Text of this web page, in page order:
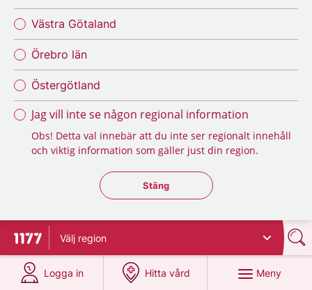
Västra Götaland
Örebro län
Östergötland
Jag vill inte se någon regional information
Obs! Detta val innebär att du inte ser regionalt innehåll
och viktig information som gäller just din region.
Stäng regionsväljaren
Stäng
Till startsidan för 1177
Välj region
Logga in
på 1177.se
Hitta vård
på 1177.se
Meny